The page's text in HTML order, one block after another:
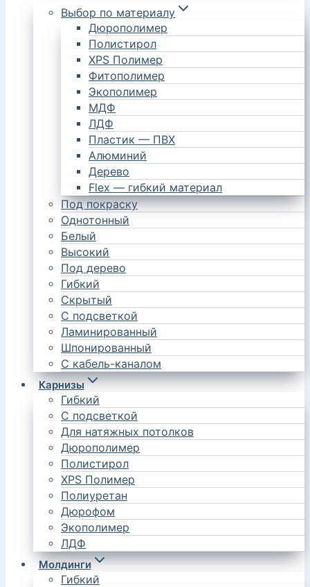
Выбор по материалу
Дюрополимер
Полистирол
XPS Полимер
Фитополимер
Экополимер
МДФ
ЛДФ
Пластик — ПВХ
Алюминий
Дерево
Flex — гибкий материал
Под покраску
Однотонный
Белый
Высокий
Под дерево
Гибкий
Скрытый
С подсветкой
Ламинированный
Шпонированный
С кабель-каналом
Карнизы
Гибкий
С подсветкой
Для натяжных потолков
Дюрополимер
Полистирол
XPS Полимер
Полиуретан
Дюрофом
Экополимер
ЛДФ
Молдинги
Гибкий